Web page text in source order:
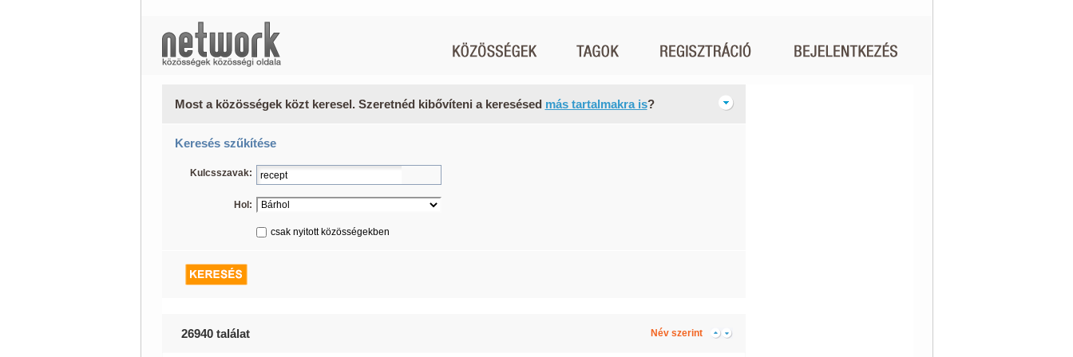
Most a közösségek közt keresel. Szeretnéd kibővíteni a keresésed más tartalmakra is?
Keresés szűkítése
Kulcsszavak:
Hol:
csak nyitott közösségekben
26940 találat Név szerint